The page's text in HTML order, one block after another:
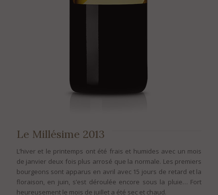
Le Millésime 2013
L’hiver et le printemps ont été frais et humides avec un mois
de janvier deux fois plus arrosé que la normale. Les premiers
bourgeons sont apparus en avril avec 15 jours de retard et la
floraison, en juin, s’est déroulée encore sous la pluie… Fort
heureusement le mois de juillet a été sec et chaud.